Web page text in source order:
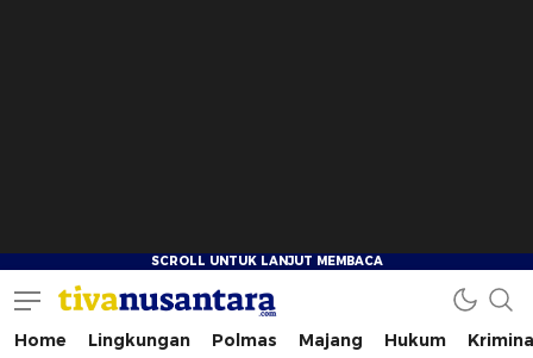
tivanusantara.com
Berita Nusantara
Home Lingkungan Polmas Majang Hukum